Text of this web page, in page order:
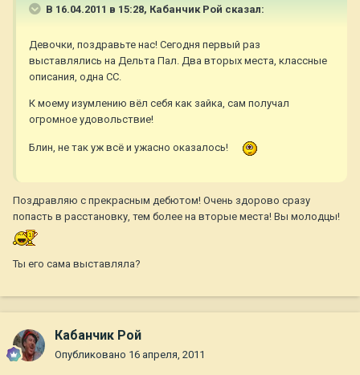
В 16.04.2011 в 15:28, Кабанчик Рой сказал:
Девочки, поздравьте нас! Сегодня первый раз
выставлялись на Дельта Пал. Два вторых места, классные
описания, одна СС.
К моему изумлению вёл себя как зайка, сам получал
огромное удовольствие!
Блин, не так уж всё и ужасно оказалось!
Поздравляю с прекрасным дебютом! Очень здорово сразу
попасть в расстановку, тем более на вторые места! Вы молодцы!
Ты его сама выставляла?
Кабанчик Рой
Опубликовано 16 апреля, 2011